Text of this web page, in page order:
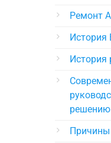
Ремонт
История
История
Причины